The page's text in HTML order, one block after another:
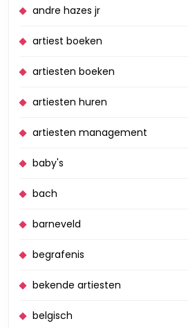
andre hazes jr
artiest boeken
artiesten boeken
artiesten huren
artiesten management
baby's
bach
barneveld
begrafenis
bekende artiesten
belgisch